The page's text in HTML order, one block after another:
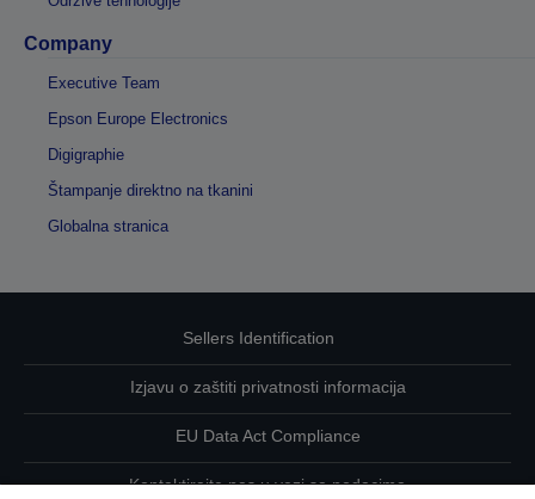
Company
Executive Team
Epson Europe Electronics
Digigraphie
Štampanje direktno na tkanini
Globalna stranica
Sellers Identification
Izjavu o zaštiti privatnosti informacija
EU Data Act Compliance
Kontaktirajte nas u vezi sa podacima